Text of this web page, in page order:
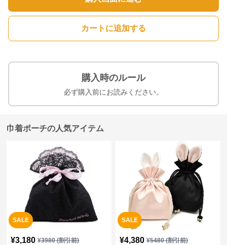
カートに追加する
購入時のルール
必ず購入前にお読みください。
巾着ポーチの人気アイテム
SALE
¥3,180 ¥3980(割引前)
SALE
¥4,380 ¥5480(割引前)